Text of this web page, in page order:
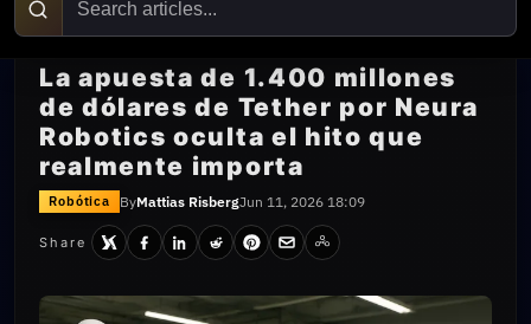
La apuesta de 1.400 millones
de dólares de Tether por Neura
Robotics oculta el hito que
realmente importa
Robótica ByMattias RisbergJun 11, 2026 18:09
Share